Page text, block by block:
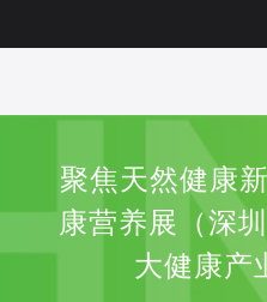
聚焦天然健康
康营养展（深
大健康产